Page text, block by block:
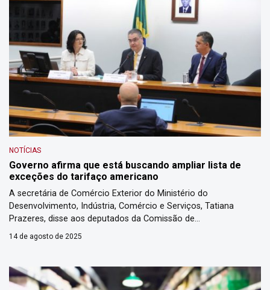
NOTÍCIAS
Governo afirma que está buscando ampliar lista de
exceções do tarifaço americano
A secretária de Comércio Exterior do Ministério do
Desenvolvimento, Indústria, Comércio e Serviços, Tatiana
Prazeres, disse aos deputados da Comissão de
Desenvolvimento Econômico da Câmara, nesta quarta-feira
(13), que o governo está trabalhando com empresários para
governo norte-americano aos produtos de exportação
brasileiros. Paralelamente, […]
14 de agosto de 2025